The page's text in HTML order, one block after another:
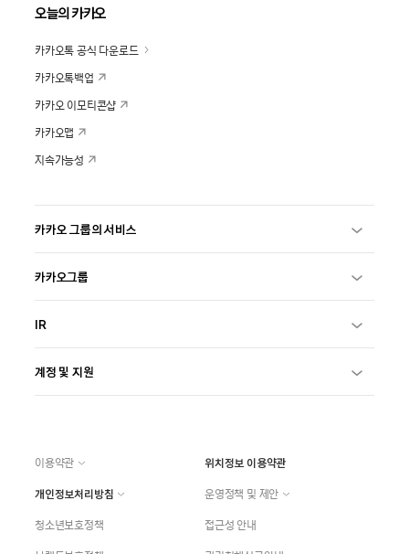
오늘의 카카오
카카오톡 공식 다운로드
카카오톡백업
카카오 이모티콘샵
카카오맵
지속가능성
카카오 그룹의 서비스
카카오그룹
IR
계정 및 지원
이용약관
위치정보 이용약관
개인정보처리방침
운영정책 및 제안
청소년보호정책
접근성 안내